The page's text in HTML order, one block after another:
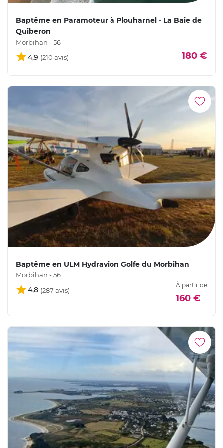
Baptême en Paramoteur à Plouharnel - La Baie de
Quiberon
Morbihan - 56
4,9 180 €
Baptême en ULM Hydravion Golfe du Morbihan
Morbihan - 56
4,8
À partir de
160 €